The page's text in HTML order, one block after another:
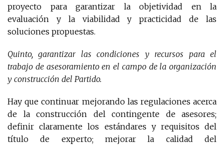
proyecto para garantizar la objetividad en la
evaluación y la viabilidad y practicidad de las
soluciones propuestas.
Quinto, garantizar las condiciones y recursos para el
trabajo de asesoramiento en el campo de la organización
y construcción del Partido.
Hay que continuar mejorando las regulaciones acerca
de la construcción del contingente de asesores;
definir claramente los estándares y requisitos del
título de experto; mejorar la calidad del